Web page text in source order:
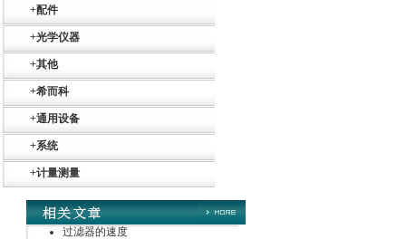
+配件
+光学仪器
+其他
+希而科
+通用设备
+系统
+计量测量
过滤器的速度
德国HBM
ZIGOR